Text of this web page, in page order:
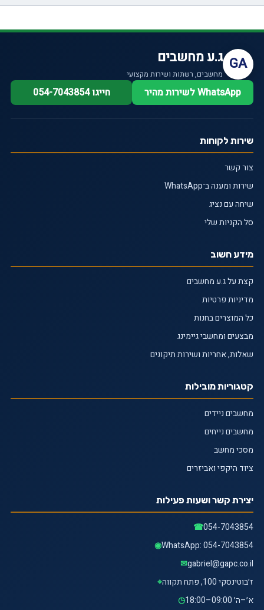
GA ג.ע מחשבים
מחשבים, רשתות ושירות מקצועי
WhatsApp לשירות מהיר חייגו 054-7043854
שירות לקוחות
צור קשר
שירות ומענה ב־WhatsApp
שיחה עם נציג
סל הקניות שלי
מידע חשוב
קצת על ג.ע מחשבים
מדיניות פרטיות
כל המוצרים בחנות
מבצעים ומחשבי גיימינג
שאלות, אחריות ושירות תיקונים
קטגוריות מובילות
מחשבים ניידים
מחשבים נייחים
מסכי מחשב
ציוד היקפי ואביזרים
יצירת קשר ושעות פעילות
☎054-7043854
◉WhatsApp: 054-7043854
✉gabriel@gapc.co.il
⌖
ז׳בוטינסקי 100, פתח תקווה
◷
א׳–ה׳ 09:00–18:00